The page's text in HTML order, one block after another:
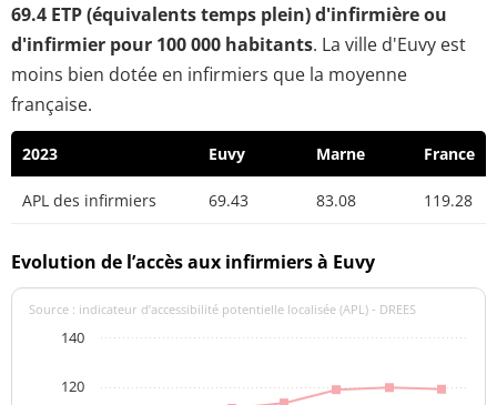
69.4 ETP (équivalents temps plein) d'infirmière ou
d'infirmier pour 100 000 habitants. La ville d'Euvy est
moins bien dotée en infirmiers que la moyenne
française.
2023 Euvy Marne France
APL des infirmiers 69.43 83.08 119.28
Evolution de l’accès aux infirmiers à Euvy
Source : indicateur d’accessibilité potentielle localisée (APL) - DREES
120
140